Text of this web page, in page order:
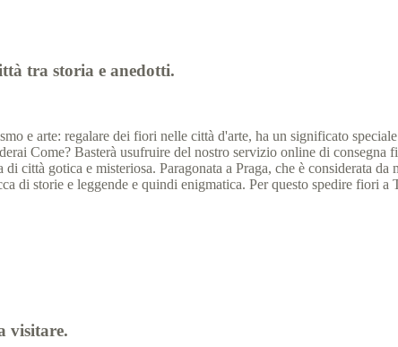
tra storia e anedotti.
e arte: regalare dei fiori nelle città d'arte, ha un significato
Come? Basterà usufruire del nostro servizio online di
di città gotica e misteriosa. Paragonata a Praga, che è considerata
di storie e leggende e quindi enigmatica. Per questo spedire fiori a
visitare.